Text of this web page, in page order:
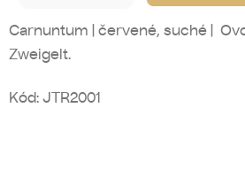
Carnuntum | červené, suché |
Zweigelt.
Kód: JTR2001